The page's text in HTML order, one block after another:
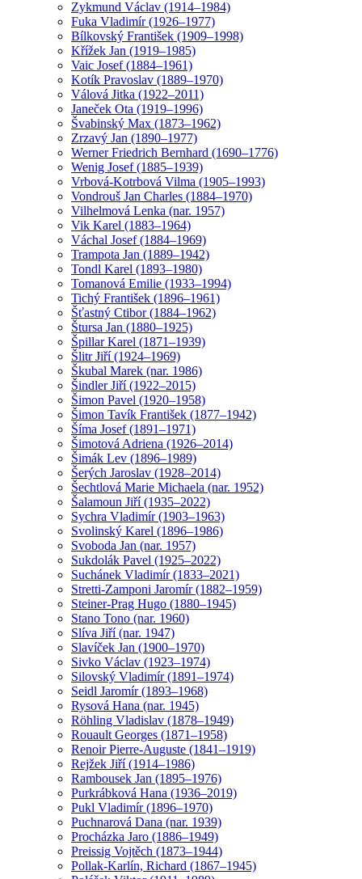
Zykmund Václav (1914–1984)
Fuka Vladimír (1926–1977)
Bílkovský František (1909–1998)
Křížek Jan (1919–1985)
Vaic Josef (1884–1961)
Kotík Pravoslav (1889–1970)
Válová Jitka (1922–2011)
Janeček Ota (1919–1996)
Švabinský Max (1873–1962)
Zrzavý Jan (1890–1977)
Werner Friedrich Bernhard (1690–1776)
Wenig Josef (1885–1939)
Vrbová-Kotrbová Vilma (1905–1993)
Vondrouš Jan Charles (1884–1970)
Vilhelmová Lenka (nar. 1957)
Vik Karel (1883–1964)
Váchal Josef (1884–1969)
Trampota Jan (1889–1942)
Tondl Karel (1893–1980)
Tomanová Emilie (1933–1994)
Tichý František (1896–1961)
Šťastný Ctibor (1884–1962)
Štursa Jan (1880–1925)
Špillar Karel (1871–1939)
Šlitr Jiří (1924–1969)
Škubal Marek (nar. 1986)
Šindler Jiří (1922–2015)
Šimon Pavel (1920–1958)
Šimon Tavík František (1877–1942)
Šíma Josef (1891–1971)
Šimotová Adriena (1926–2014)
Šimák Lev (1896–1989)
Šerých Jaroslav (1928–2014)
Šechtlová Marie Michaela (nar. 1952)
Šalamoun Jiří (1935–2022)
Sychra Vladimír (1903–1963)
Svolinský Karel (1896–1986)
Svoboda Jan (nar. 1957)
Sukdolák Pavel (1925–2022)
Suchánek Vladimír (1833–2021)
Stretti-Zamponi Jaromír (1882–1959)
Steiner-Prag Hugo (1880–1945)
Stano Tono (nar. 1960)
Slíva Jiří (nar. 1947)
Slavíček Jan (1900–1970)
Sivko Václav (1923–1974)
Silovský Vladimír (1891–1974)
Seidl Jaromír (1893–1968)
Rysová Hana (nar. 1945)
Röhling Vladislav (1878–1949)
Rouault Georges (1871–1958)
Renoir Pierre-Auguste (1841–1919)
Rejžek Jiří (1914–1986)
Rambousek Jan (1895–1976)
Purkrábková Hana (1936–2019)
Pukl Vladimír (1896–1970)
Puchnarová Dana (nar. 1939)
Procházka Jaro (1886–1949)
Preissig Vojtěch (1873–1944)
Pollak-Karlín, Richard (1867–1945)